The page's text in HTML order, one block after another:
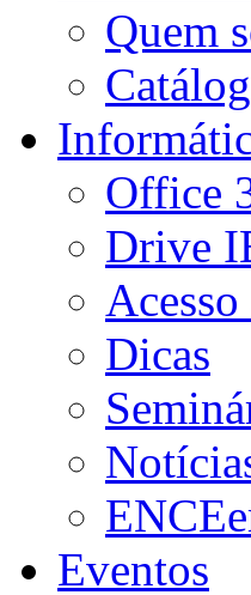
Quem
Office
Drive
Dicas
Eventos